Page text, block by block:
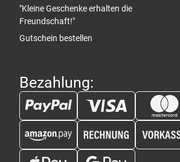
"Kleine Geschenke erhalten die
Freundschaft!"
Gutschein bestellen
Bezahlung: